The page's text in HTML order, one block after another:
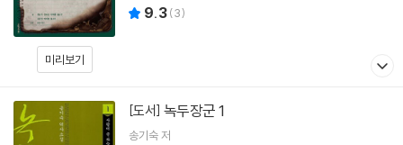
미리보기
9.3(3)
[도서] 녹두장군 1
송기숙저